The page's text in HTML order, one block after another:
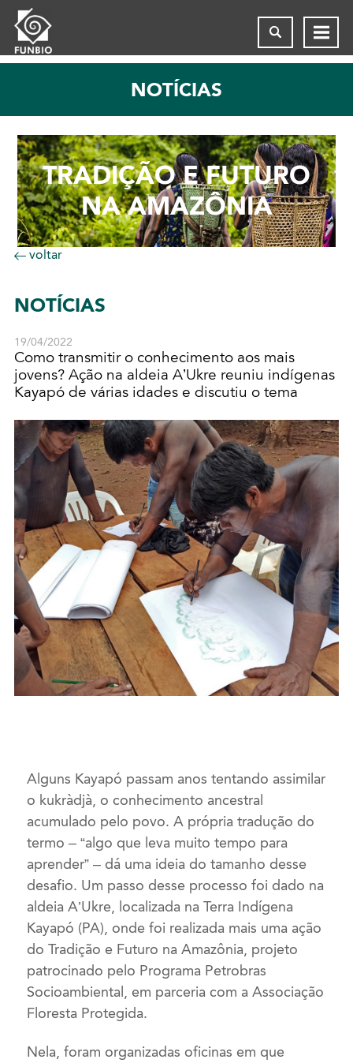
NOTÍCIAS
TRADIÇÃO E FUTURO
NA AMAZÔNIA
voltar
NOTÍCIAS
19/04/2022
Como transmitir o conhecimento aos mais
jovens? Ação na aldeia A’Ukre reuniu indígenas
Kayapó de várias idades e discutiu o tema
Alguns Kayapó passam anos tentando assimilar
o kukràdjà, o conhecimento ancestral
acumulado pelo povo. A própria tradução do
termo – “algo que leva muito tempo para
aprender” – dá uma ideia do tamanho desse
desafio. Um passo desse processo foi dado na
aldeia A’Ukre, localizada na Terra Indígena
Kayapó (PA), onde foi realizada mais uma ação
do Tradição e Futuro na Amazônia, projeto
patrocinado pelo Programa Petrobras
Socioambiental, em parceria com a Associação
Floresta Protegida.
Nela, foram organizadas oficinas em que